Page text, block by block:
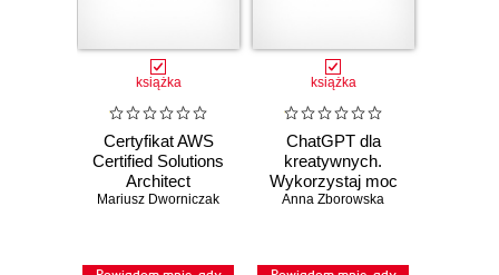
książka
Certyfikat AWS
Certified Solutions
Architect
Associate.
projektowania w
Mariusz Dworniczak
książka
ChatGPT dla
kreatywnych.
Wykorzystaj moc
AI w codziennych
Anna Zborowska